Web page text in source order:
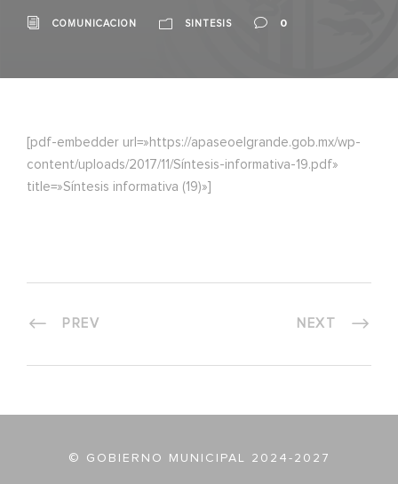
COMUNICACION SINTESIS 0
[pdf-embedder url=»https://apaseoelgrande.gob.mx/wp-
content/uploads/2017/11/Síntesis-informativa-19.pdf»
title=»Síntesis informativa (19)»]
PREV NEXT
© GOBIERNO MUNICIPAL 2024-2027